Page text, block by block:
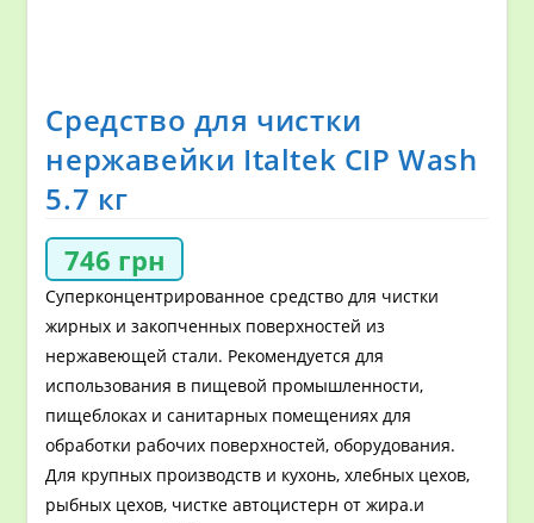
Средство для чистки
нержавейки Italtek CIP Wash
5.7 кг
746 грн
Суперконцентрированное средство для чистки
жирных и закопченных поверхностей из
нержавеющей стали. Рекомендуется для
использования в пищевой промышленности,
пищеблоках и санитарных помещениях для
обработки рабочих поверхностей, оборудования.
Для крупных производств и кухонь, хлебных цехов,
рыбных цехов, чистке автоцистерн от жира.и